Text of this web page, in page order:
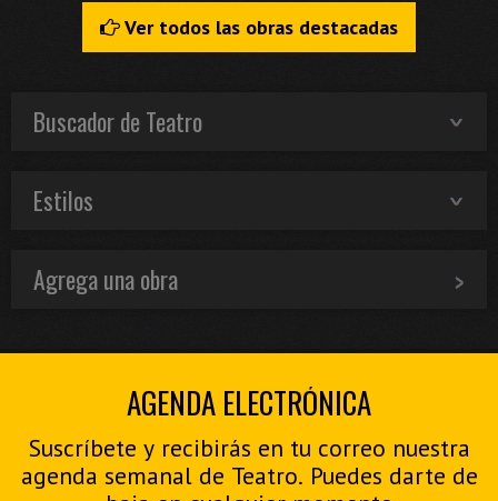
Ver todos las obras destacadas
Buscador de Teatro
Estilos
Agrega una obra
AGENDA ELECTRÓNICA
Suscríbete y recibirás en tu correo nuestra
agenda semanal de Teatro. Puedes darte de